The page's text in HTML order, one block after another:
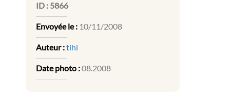
ID : 5866
Envoyée le : 10/11/2008
Auteur :tihi
Date photo :08.2008